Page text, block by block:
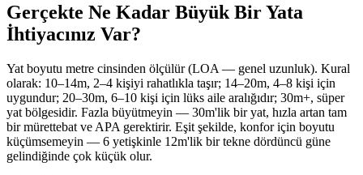
Gerçekte Ne Kadar Büyük Bir Yata
İhtiyacınız Var?
Yat boyutu metre cinsinden ölçülür (LOA — genel uzunluk). Kural
olarak: 10–14m, 2–4 kişiyi rahatlıkla taşır; 14–20m, 4–8 kişi için
uygundur; 20–30m, 6–10 kişi için lüks aile aralığıdır; 30m+, süper
yat bölgesidir. Fazla büyütmeyin — 30m'lik bir yat, hızla artan tam
bir mürettebat ve APA gerektirir. Eşit şekilde, konfor için boyutu
küçümsemeyin — 6 yetişkinle 12m'lik bir tekne dördüncü güne
gelindiğinde çok küçük olur.